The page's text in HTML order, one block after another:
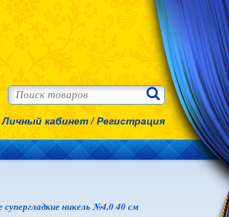
Личный кабинет/Регистрация
никель №4,0 40 см